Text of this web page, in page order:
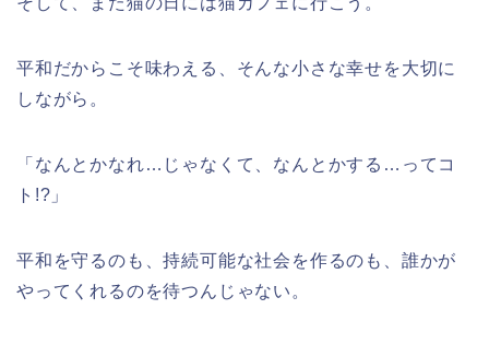
平和だからこそ味わえる、そんな小さな幸せを大切に
しながら。
「なんとかなれ…じゃなくて、なんとかする…ってコ
ト!?」
平和を守るのも、持続可能な社会を作るのも、誰かが
やってくれるのを待つんじゃない。